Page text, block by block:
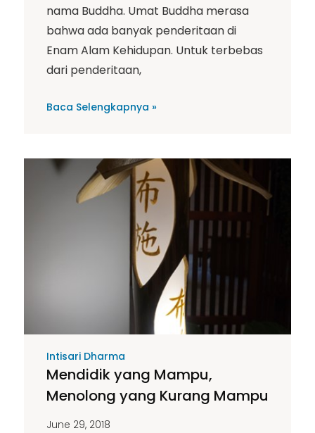
nama Buddha. Umat ​​Buddha merasa
bahwa ada banyak penderitaan di
Enam Alam Kehidupan. Untuk terbebas
dari penderitaan,
Baca Selengkapnya »
Intisari Dharma
Mendidik yang Mampu,
Menolong yang Kurang Mampu
June 29, 2018